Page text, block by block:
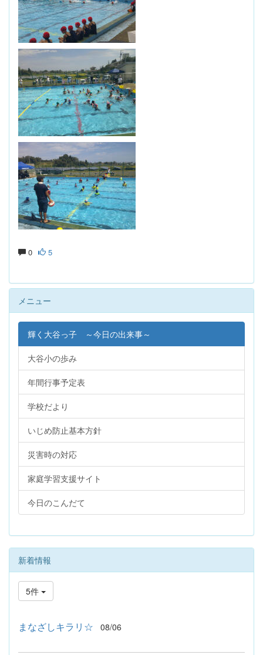
0 5
メニュー
輝く大谷っ子 ～今日の出来事～
大谷小の歩み
年間行事予定表
学校だより
いじめ防止基本方針
災害時の対応
家庭学習支援サイト
今日のこんだて
新着情報
5件
まなざしキラリ☆ 08/06